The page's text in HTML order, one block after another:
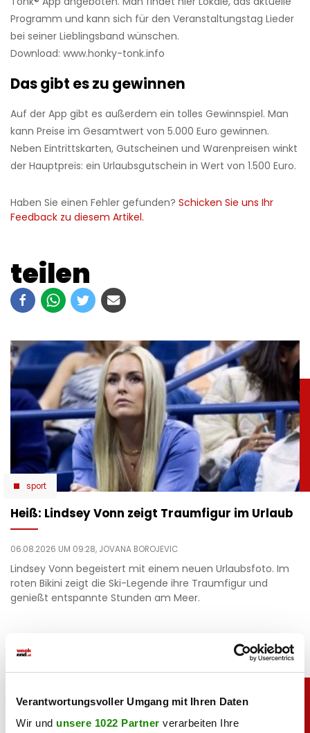
Verantwortungsvoller Umgang mit Ihren Daten
Wir und unsere 1022 Partner verarbeiten Ihre
Programm und kann sich für den Veranstaltungstag Lieder
bei seiner Lieblingsband wünschen.
Download: www.honky-tonk.info
Das gibt es zu gewinnen
Auf der App gibt es außerdem ein tolles Gewinnspiel. Man
kann Preise im Gesamtwert von 5.000 Euro gewinnen.
Neben Eintrittskarten, Gutscheinen und Warenpreisen winkt
der Hauptpreis: ein Urlaubsgutschein in Wert von 1.500 Euro.
Haben Sie einen Fehler gefunden? Schicken Sie uns Ihr
Feedback zu diesem Artikel.
teilen
sport
Heiß: Lindsey Vonn zeigt Traumfigur im Urlaub
06.08.2026 UM 09:28, JOVANA BOROJEVIC
Lindsey Vonn begeistert mit einem neuen Urlaubsfoto. Im
roten Bikini zeigt die Ski-Legende ihre Traumfigur und
genießt entspannte Stunden am Meer.